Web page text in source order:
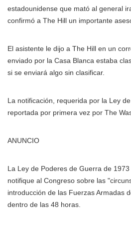
estadounidense que mató al general
confirmó a The Hill un importante
El asistente le dijo a The Hill en un
enviado por la Casa Blanca estaba
si se enviará algo sin clasificar.
La notificación, requerida por la Ley
reportada por primera vez por The
ANUNCIO
La Ley de Poderes de Guerra de
notifique al Congreso sobre las
introducción de las Fuerzas Armadas
dentro de las 48 horas.